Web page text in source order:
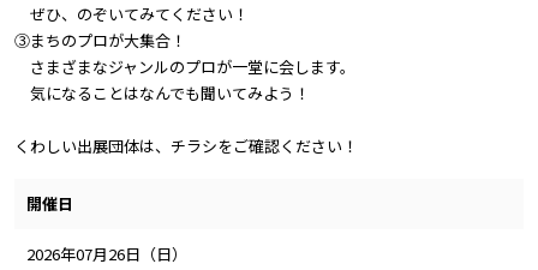
ぜひ、のぞいてみてください！
③まちのプロが大集合！
さまざまなジャンルのプロが一堂に会します。
気になることはなんでも聞いてみよう！
くわしい出展団体は、チラシをご確認ください！
開催日
2026年07月26日（日）